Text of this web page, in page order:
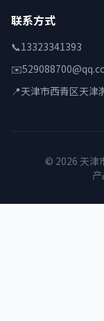
联系方式
📞13323341393
✉️
📍天津市西青区天津
© 2026 天津